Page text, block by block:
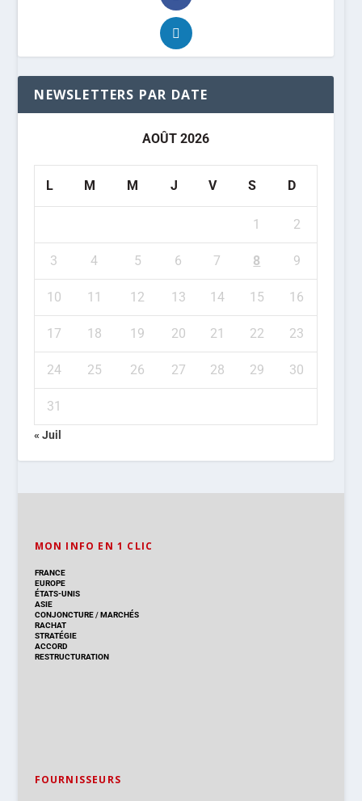
NEWSLETTERS PAR DATE
AOÛT 2026
L M M J V S D
1 2
3 4 5 6 7 8 9
10 11 12 13 14 15 16
17 18 19 20 21 22 23
24 25 26 27 28 29 30
31
« Juil
MON INFO EN 1 CLIC
FRANCE
EUROPE
ÉTATS-UNIS
ASIE
CONJONCTURE/ MARCHÉS
RACHAT
STRATÉGIE
ACCORD
RESTRUCTURATION
FOURNISSEURS